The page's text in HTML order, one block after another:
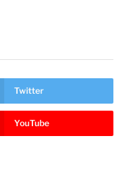
Twitter
YouTube